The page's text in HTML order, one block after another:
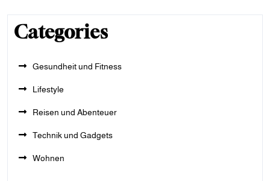
Categories
Gesundheit und Fitness
Lifestyle
Reisen und Abenteuer
Technik und Gadgets
Wohnen